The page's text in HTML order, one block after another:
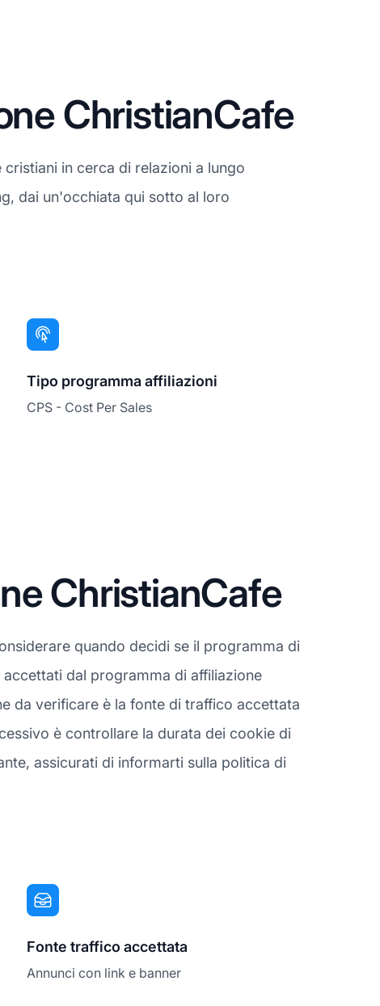
ChristianCafe
in cerca di relazioni a lungo
dai un'occhiata qui sotto al loro
Tipo programma affiliazioni
CPS - Cost Per Sales
ChristianCafe
quando decidi se il programma di
dal programma di affiliazione
da verificare è la fonte di traffico accettata
è controllare la durata dei cookie di
assicurati di informarti sulla politica di
Fonte traffico accettata
Annunci con link e banner